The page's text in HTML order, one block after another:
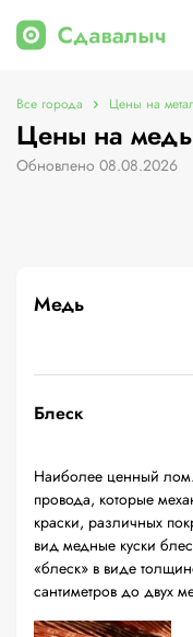
Все города Цены на
Цены на
Обновлено 08.08.2026
Медь
Блеск
Наиболее ценный
провода, которые
краски, различных
вид медные куски
«блеск» в виде
сантиметров до двух